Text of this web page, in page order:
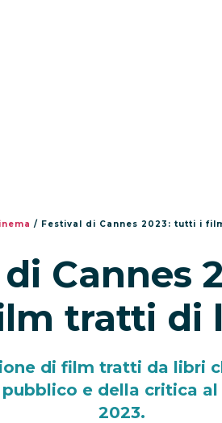
/ Festival di Cannes 2023: tutti i
Cannes
tratti di
di film tratti da libri
e della critica al
2023.